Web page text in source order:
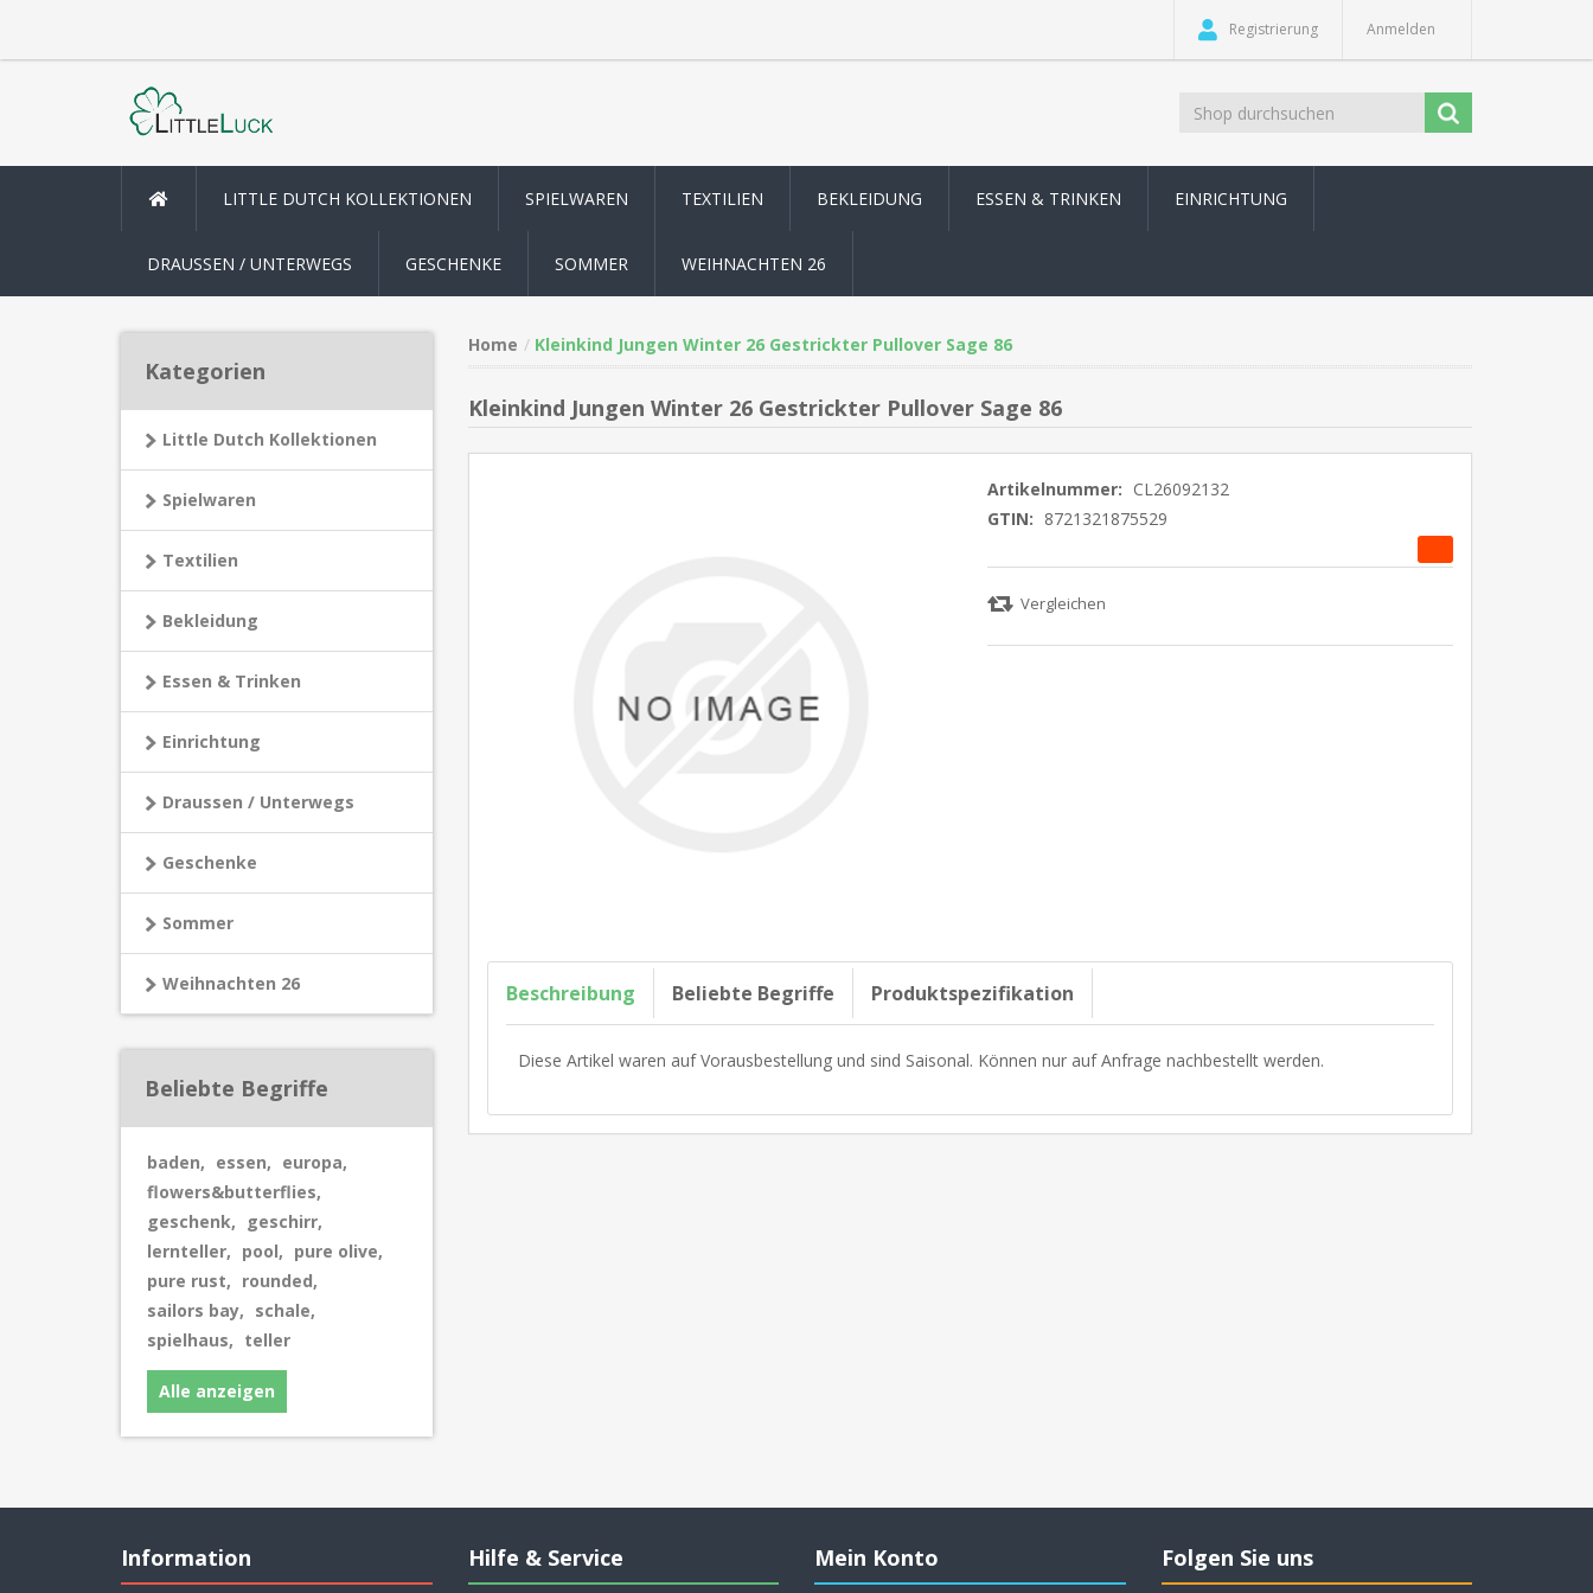
Registrierung Anmelden
LITTLE DUTCH KOLLEKTIONEN SPIELWAREN TEXTILIEN BEKLEIDUNG ESSEN & TRINKEN EINRICHTUNG
DRAUSSEN / UNTERWEGS GESCHENKE SOMMER WEIHNACHTEN 26
Kategorien
Little Dutch Kollektionen
Spielwaren
Textilien
Bekleidung
Essen & Trinken
Einrichtung
Draussen / Unterwegs
Geschenke
Sommer
Weihnachten 26
Beliebte Begriffe
baden, essen, europa,
flowers&butterflies,
geschenk, geschirr,
lernteller, pool, pure olive,
pure rust, rounded,
sailors bay, schale,
spielhaus, teller
Alle anzeigen
Home Kleinkind Jungen Winter 26 Gestrickter Pullover Sage 86
Kleinkind Jungen Winter 26 Gestrickter Pullover Sage 86
Artikelnummer: CL26092132
GTIN: 8721321875529
Beschreibung Beliebte Begriffe Produktspezifikation
Diese Artikel waren auf Vorausbestellung und sind Saisonal. Können nur auf Anfrage nachbestellt werden.
Information Hilfe & Service Mein Konto Folgen Sie uns